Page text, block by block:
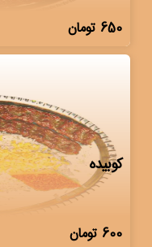
650 تومان
کوبیده
600 تومان